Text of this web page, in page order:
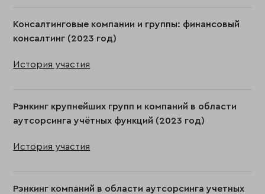
Консалтинговые компании и группы: финансовый
консалтинг (2023 год)
История участия
Рэнкинг крупнейших групп и компаний в области
аутсорсинга учётных функций (2023 год)
История участия
Рэнкинг компаний в области аутсорсинга учетных